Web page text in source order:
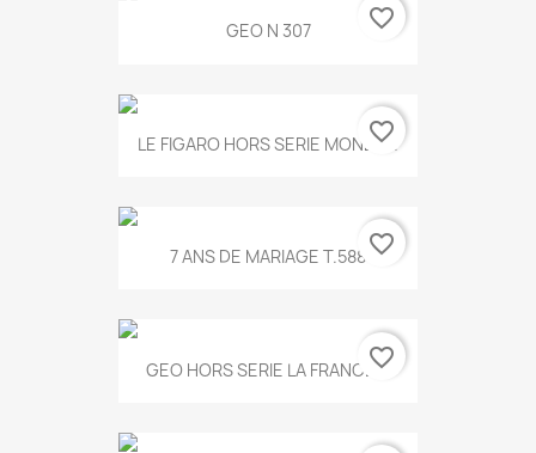
GEO N 307 favorite_border
LE FIGARO HORS SERIE MONET...
favorite_border
7 ANS DE MARIAGE T.588 favorite_border
GEO HORS SERIE LA FRANCE...
favorite_border